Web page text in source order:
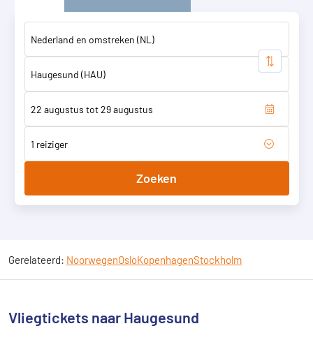
1 reiziger
Zoeken
Gerelateerd: NoorwegenOsloKopenhagenStockholm
Vliegtickets naar Haugesund